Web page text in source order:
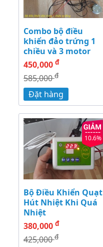
Combo bộ điều
khiển đảo trứng 1
chiều và 3 motor
450,000 đ
585,000đ
Đặt hàng
10.6%
Bộ Điều Khiển Quạt
Hút Nhiệt Khi Quá
Nhiệt
380,000 đ
425,000đ